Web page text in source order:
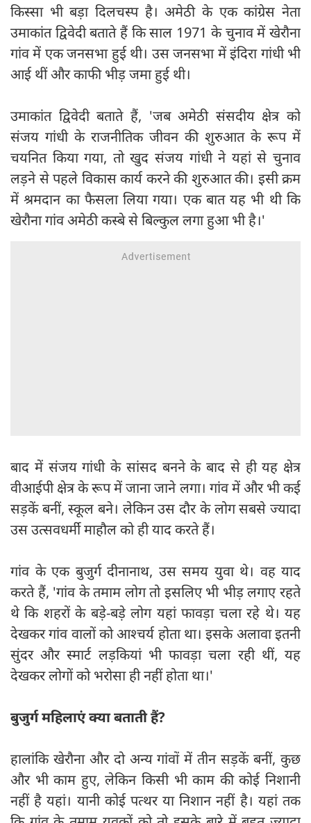
किस्सा भी बड़ा दिलचस्प है। अमेठी के एक कांग्रेस नेता
उमाकांत द्विवेदी बताते हैं कि साल 1971 के चुनाव में खेरौना
गांव में एक जनसभा हुई थी। उस जनसभा में इंदिरा गांधी भी
आई थीं और काफी भीड़ जमा हुई थी।
उमाकांत द्विवेदी बताते हैं, 'जब अमेठी संसदीय क्षेत्र को
संजय गांधी के राजनीतिक जीवन की शुरुआत के रूप में
चयनित किया गया, तो खुद संजय गांधी ने यहां से चुनाव
लड़ने से पहले विकास कार्य करने की शुरुआत की। इसी क्रम
में श्रमदान का फैसला लिया गया। एक बात यह भी थी कि
खेरौना गांव अमेठी कस्बे से बिल्कुल लगा हुआ भी है।'
बाद में संजय गांधी के सांसद बनने के बाद से ही यह क्षेत्र
वीआईपी क्षेत्र के रूप में जाना जाने लगा। गांव में और भी कई
सड़कें बनीं, स्कूल बने। लेकिन उस दौर के लोग सबसे ज्यादा
उस उत्सवधर्मी माहौल को ही याद करते हैं।
गांव के एक बुजुर्ग दीनानाथ, उस समय युवा थे। वह याद
करते हैं, 'गांव के तमाम लोग तो इसलिए भी भीड़ लगाए रहते
थे कि शहरों के बड़े-बड़े लोग यहां फावड़ा चला रहे थे। यह
देखकर गांव वालों को आश्चर्य होता था। इसके अलावा इतनी
सुंदर और स्मार्ट लड़कियां भी फावड़ा चला रही थीं, यह
देखकर लोगों को भरोसा ही नहीं होता था।'
बुजुर्ग महिलाएं क्या बताती हैं?
हालांकि खेरौना और दो अन्य गांवों में तीन सड़कें बनीं, कुछ
और भी काम हुए, लेकिन किसी भी काम की कोई निशानी
नहीं है यहां। यानी कोई पत्थर या निशान नहीं है। यहां तक